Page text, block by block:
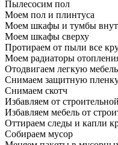
Пылесосим пол
Моем пол и плинтуса
Моем шкафы и тумбы
Моем шкафы сверху
Протираем от пыли все
Моем радиаторы
Отодвигаем легкую
Снимаем защитную
Снимаем скотч
Избавляем от
Избавляем мебель от
Оттираем следы и капли
Собираем мусор